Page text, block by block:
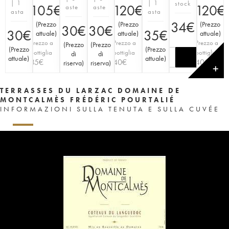
| 1
asta
30€
(Prezzo
attuale)
105€
(Prezzo
attuale)
Prezzo a
bottiglia
35€
aste
30€
(Prezzo
di
riserva)
aste
30€
(Prezzo
di
riserva)
120€
(Prezzo
attuale)
Prezzo a
bottiglia
40€
| 1
asta
35€
(Prezzo
attuale)
stock
34€
120€
(Prezzo
attuale)
Prezzo a
bottiglia
40€
✕
TERRASSES DU LARZAC DOMAINE DE
MONTCALMÈS FRÉDÉRIC POURTALIÉ
INFORMAZIONI SULLA TENUTA E SULLA CUVÉE